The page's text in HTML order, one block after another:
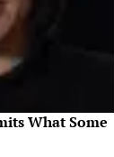
What Some